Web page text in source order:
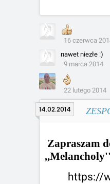
16 czerwca
nawet niezłe :)
9 marca 2014
22 lutego 2014
14.02.2014
Zapraszam
https://